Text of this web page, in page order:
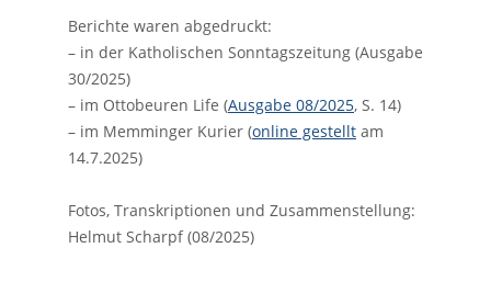
Berichte waren abgedruckt:
– in der Katholischen Sonntagszeitung (Ausgabe
30/2025)
– im Ottobeuren Life (Ausgabe 08/2025, S. 14)
– im Memminger Kurier (online gestellt am
14.7.2025)
Fotos, Transkriptionen und Zusammenstellung:
Helmut Scharpf (08/2025)